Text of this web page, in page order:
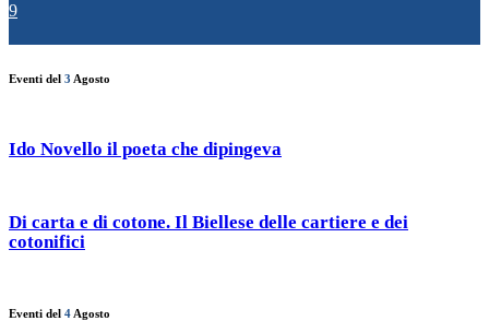
9
Eventi del 3 Agosto
Ido Novello il poeta che dipingeva
Di carta e di cotone. Il Biellese delle cartiere e dei
cotonifici
Eventi del 4 Agosto